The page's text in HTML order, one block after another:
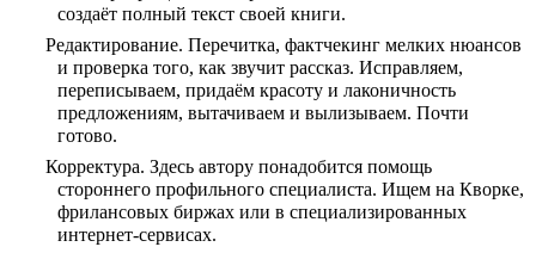
создаёт полный текст своей книги.
Редактирование. Перечитка, фактчекинг мелких нюансов
и проверка того, как звучит рассказ. Исправляем,
переписываем, придаём красоту и лаконичность
предложениям, вытачиваем и вылизываем. Почти
готово.
Корректура. Здесь автору понадобится помощь
стороннего профильного специалиста. Ищем на Кворке,
фрилансовых биржах или в специализированных
интернет-сервисах.